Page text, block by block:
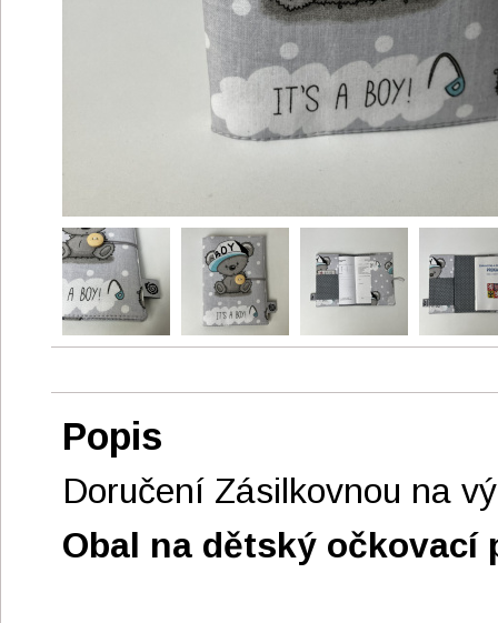
Popis
Doručení Zásilkovnou na
Obal na dětský očkovací